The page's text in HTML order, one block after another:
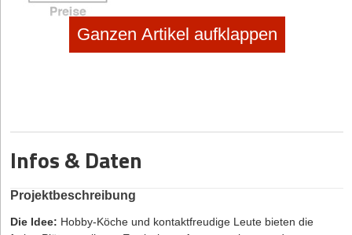
Ganzen Artikel aufklappen
Infos & Daten
Projektbeschreibung
Die Idee: Hobby-Köche und kontaktfreudige Leute bieten die